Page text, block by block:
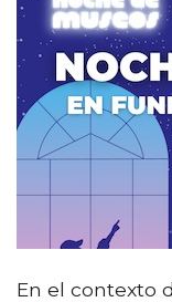
En el contexto